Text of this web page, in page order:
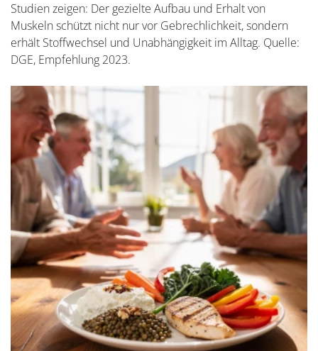
Studien zeigen: Der gezielte Aufbau und Erhalt von
Muskeln schützt nicht nur vor Gebrechlichkeit, sondern
erhält Stoffwechsel und Unabhängigkeit im Alltag. Quelle:
DGE, Empfehlung 2023.